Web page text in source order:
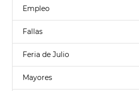
Empleo
Fallas
Feria de Julio
Mayores